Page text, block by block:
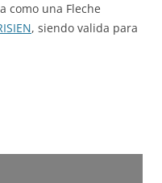
como una Fleche
, siendo valida para